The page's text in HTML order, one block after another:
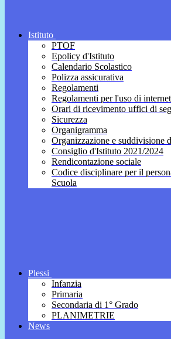
Istituto
PTOF
Epolicy d'Istituto
Calendario Scolastico
Polizza assicurativa
Regolamenti
Regolamenti per l'uso di
Orari di ricevimento uffici di
Sicurezza
Organigramma
Organizzazione e suddivisione
Consiglio d'Istituto 2021/2024
Rendicontazione sociale
Codice disciplinare per il
Scuola
Plessi
Infanzia
Primaria
Secondaria di 1° Grado
PLANIMETRIE
News